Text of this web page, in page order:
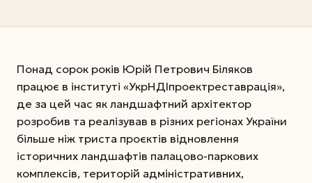
Понад сорок років Юрій Петрович Біляков
працює в інституті «УкрНДІпроектреставрація»,
де за цей час як ландшафтний архітектор
розробив та реалізував в різних регіонах України
більше ніж триста проєктів відновлення
історичних ландшафтів палацово-паркових
комплексів, територій адміністративних,